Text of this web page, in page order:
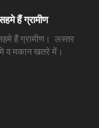
हैं ग्रामीण
सहमे हैं ग्रामीण। लस्तर
व मकान खतरे में।